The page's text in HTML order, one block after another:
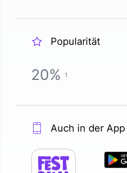
Popularität
20% 1
Auch in der App